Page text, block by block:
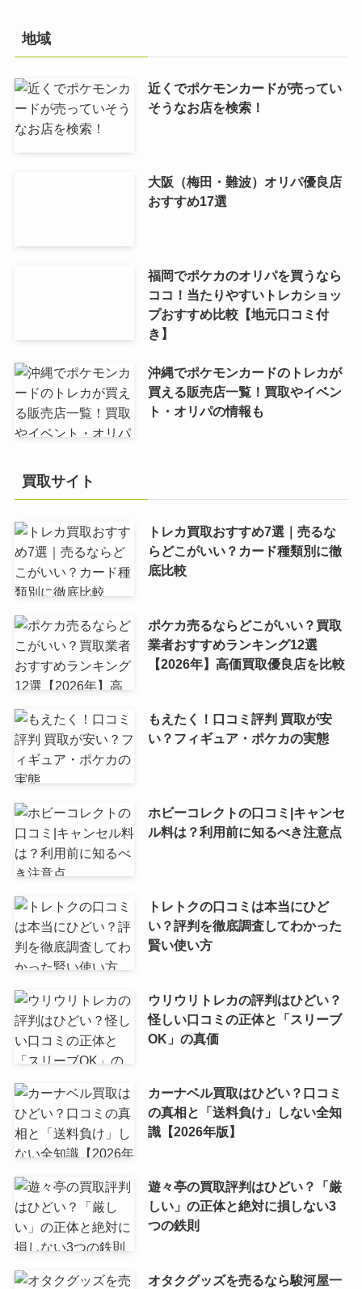
地域
近くでポケモンカードが売ってい
そうなお店を検索！
大阪（梅田・難波）オリパ優良店
おすすめ17選
福岡でポケカのオリパを買うなら
ココ！当たりやすいトレカショッ
プおすすめ比較【地元口コミ付
き】
沖縄でポケモンカードのトレカが
買える販売店一覧！買取やイベン
ト・オリパの情報も
買取サイト
トレカ買取おすすめ7選｜売るな
らどこがいい？カード種類別に徹
底比較
ポケカ売るならどこがいい？買取
業者おすすめランキング12選
【2026年】高価買取優良店を比較
もえたく！口コミ評判 買取が安
い？フィギュア・ポケカの実態
ホビーコレクトの口コミ|キャンセ
ル料は？利用前に知るべき注意点
トレトクの口コミは本当にひど
い？評判を徹底調査してわかった
賢い使い方
ウリウリトレカの評判はひどい？
怪しい口コミの正体と「スリーブ
OK」の真価
カーナベル買取はひどい？口コミ
の真相と「送料負け」しない全知
識【2026年版】
遊々亭の買取評判はひどい？「厳
しい」の正体と絶対に損しない3
つの鉄則
オタクグッズを売るなら駿河屋一